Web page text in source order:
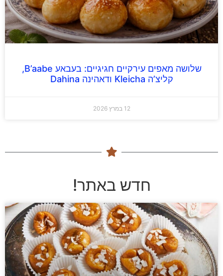
שלושה מאפים עירקיים חגיגיים: בעבאע B’aabe,
קליצ’ה Kleicha ודאהינה Dahina
חדש באתר!